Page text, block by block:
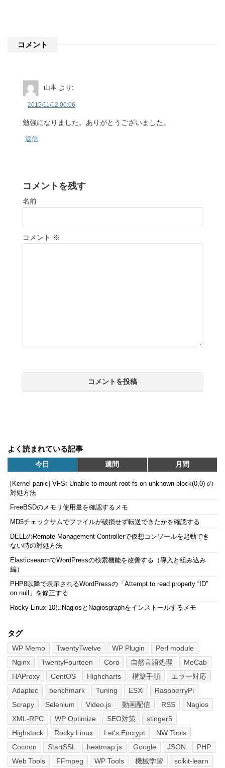
コメント
山本 より:
2015/11/12 00:06
勉強になりました。ありがとうございました。
返信
コメントを残す
名前
コメント ※
よく読まれている記事
今日 週間 月間
[Kernel panic] VFS: Unable to mount root fs on unknown-block(0,0) の
対処方法
FreeBSDのメモリ使用量を確認するメモ
MD5チェックサムでファイルが破損せず転送できたかを確認する
DELLのRemote Management Controllerで仮想コンソールを起動でき
ない時の対処方法
ElasticsearchでWordPressの検索機能を改善する（導入と組み込み
編）
PHP8以降で表示されるWordPressの「Attempt to read property “ID”
on null」を修正する
Rocky Linux 10にNagiosとNagiosgraphをインストールするメモ
タグ
WP Memo TwentyTwelve WP Plugin
Perl module
Nginx
TwentyFourteen Coro 自然言語処理
MeCab
HAProxy
CentOS Highcharts 構築手順
エラー対応
Adaptec
benchmark Tuning ESXi
RaspberryPi
Scrapy
Selenium Video.js 動画配信 RSS
Nagios
XML-RPC
WP Optimize SEO対策
stinger5
Highstock
Rocky Linux Let's Encrypt
NW Tools
Cocoon
StartSSL heatmap.js Google JSON
PHP
Web Tools
FFmpeg WP Tools 機械学習 scikit-learn